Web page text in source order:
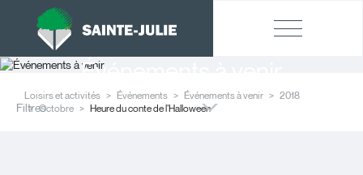
Événements à venir
Loisirs et activités Événements Événements à venir
2018
Octobre
Heure du conte de l’Halloween
Filtres